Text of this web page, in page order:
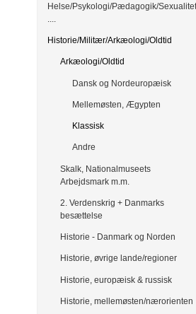
Helse/Psykologi/Pædagogik/Sexualitet
....
Historie/Militær/Arkæologi/Oldtid
Arkæologi/Oldtid
Dansk og Nordeuropæisk
Mellemøsten, Ægypten
Klassisk
Andre
Skalk, Nationalmuseets
Arbejdsmark m.m.
2. Verdenskrig + Danmarks
besættelse
Historie - Danmark og Norden
Historie, øvrige lande/regioner
Historie, europæisk & russisk
Historie, mellemøsten/nærorienten